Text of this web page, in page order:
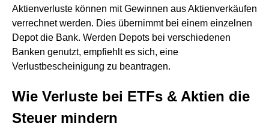
Aktienverluste können mit Gewinnen aus Aktienverkäufen
verrechnet werden. Dies übernimmt bei einem einzelnen
Depot die Bank. Werden Depots bei verschiedenen
Banken genutzt, empfiehlt es sich, eine
Verlustbescheinigung zu beantragen.
Wie Verluste bei ETFs & Aktien die
Steuer mindern